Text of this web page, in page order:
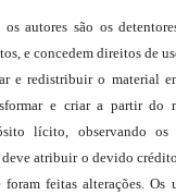
os autores são os
e concedem direitos de
e redistribuir o material
e criar a partir do
lícito, observando os
atribuir o devido
feitas alterações. Os